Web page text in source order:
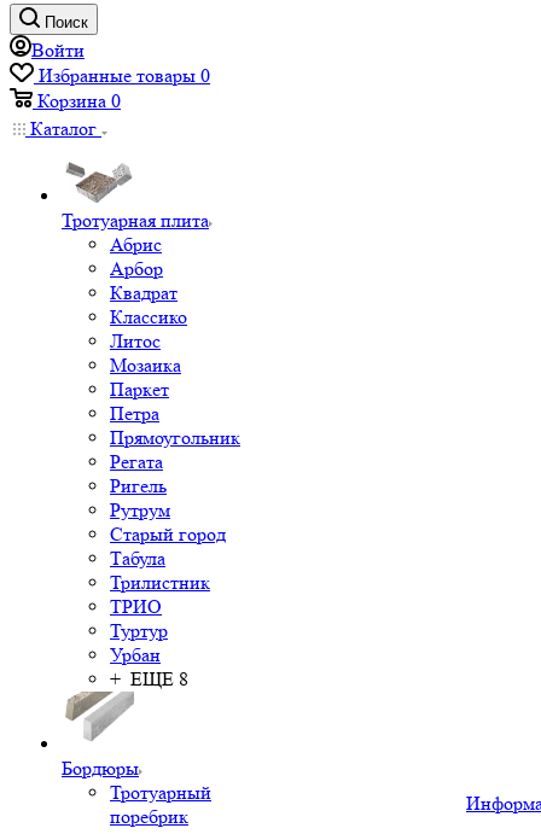
Поиск
Войти
Избранные товары 0
Корзина 0
Каталог
Тротуарная плита
Абрис
Арбор
Квадрат
Классико
Литос
Мозаика
Паркет
Петра
Прямоугольник
Регата
Ригель
Рутрум
Старый город
Табула
Трилистник
ТРИО
Туртур
Урбан
+ ЕЩЕ 8
Бордюры
Тротуарный
поребрик